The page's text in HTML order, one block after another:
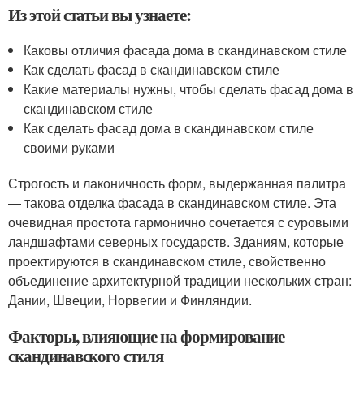
Из этой статьи вы узнаете:
Каковы отличия фасада дома в скандинавском стиле
Как сделать фасад в скандинавском стиле
Какие материалы нужны, чтобы сделать фасад дома в
скандинавском стиле
Как сделать фасад дома в скандинавском стиле
своими руками
Строгость и лаконичность форм, выдержанная палитра
— такова отделка фасада в скандинавском стиле. Эта
очевидная простота гармонично сочетается с суровыми
ландшафтами северных государств. Зданиям, которые
проектируются в скандинавском стиле, свойственно
объединение архитектурной традиции нескольких стран:
Дании, Швеции, Норвегии и Финляндии.
Факторы, влияющие на формирование
скандинавского стиля